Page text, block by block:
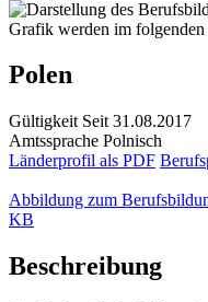
Polen
Gültigkeit Seit 31.08.2017
Amtssprache Polnisch
Länderprofil als PDF
Abbildung zum
KB
Beschreibung